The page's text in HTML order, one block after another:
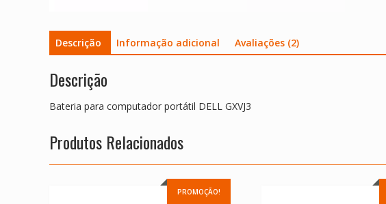
Descrição Informação adicional Avaliações (2)
Descrição
Bateria para computador portátil DELL GXVJ3
Produtos Relacionados
PROMOÇÃO!